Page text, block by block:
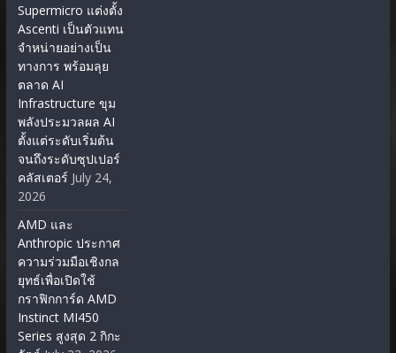
Supermicro แต่งตั้ง
Ascenti เป็นตัวแทน
จำหน่ายอย่างเป็น
ทางการ พร้อมลุย
ตลาด AI
Infrastructure ขุม
พลังประมวลผล AI
ตั้งแต่ระดับเริ่มต้น
จนถึงระดับซุปเปอร์
คลัสเตอร์ July 24,
2026
AMD และ
Anthropic ประกาศ
ความร่วมมือเชิงกล
ยุทธ์เพื่อเปิดใช้
กราฟิกการ์ด AMD
Instinct MI450
Series สูงสุด 2 กิกะ